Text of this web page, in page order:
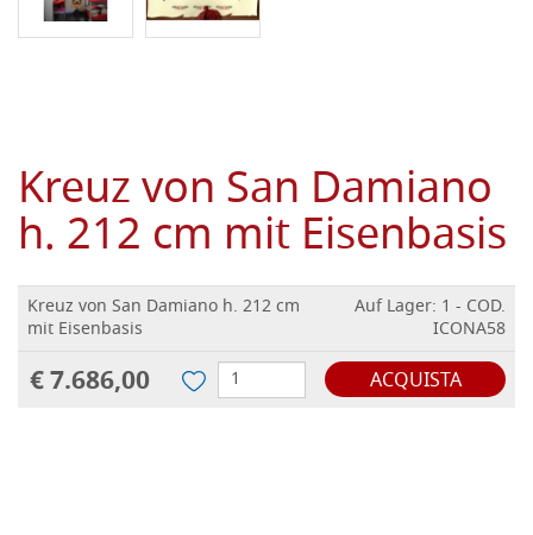
Kreuz von San Damiano
h. 212 cm mit Eisenbasis
Kreuz von San Damiano h. 212 cm
mit Eisenbasis
Auf Lager: 1 - COD.
ICONA58
€ 7.686,00 ACQUISTA